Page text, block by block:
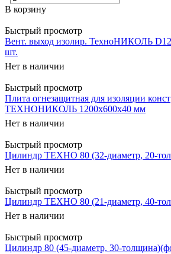
В корзину
Быстрый просмотр
Вент. выход изолир. ТехноНИКОЛЬ
шт.
Нет в наличии
Быстрый просмотр
Плита огнезащитная для изоляции
ТЕХНОНИКОЛЬ 1200х600х40 мм
Нет в наличии
Быстрый просмотр
Цилиндр ТЕХНО 80 (32-диаметр, 20-
Нет в наличии
Быстрый просмотр
Цилиндр ТЕХНО 80 (21-диаметр, 40-
Нет в наличии
Быстрый просмотр
Цилиндр 80 (45-диаметр, 30-